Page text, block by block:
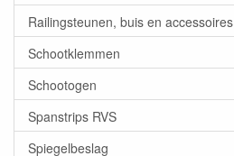
Railingsteunen, buis en accessoires
Schootklemmen
Schootogen
Spanstrips RVS
Spiegelbeslag